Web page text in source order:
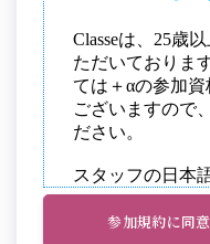
参加規約に同